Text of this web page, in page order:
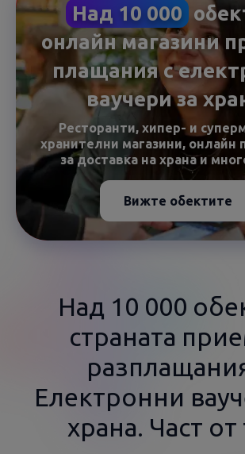
Над 10 000
онлайн магазини
плащания с
ваучери за
Ресторанти, хипер- и
хранителни магазини, онлайн
за доставка на храна и
Вижте обектите
Над 10 000
страната
Електронни
храна. Част от